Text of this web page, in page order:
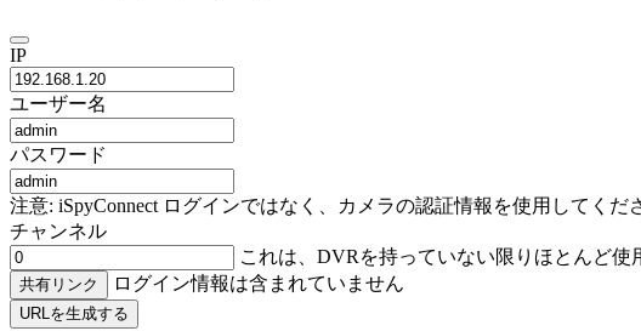
IP
ユーザー名
パスワード
注意: iSpyConnect ログインではなく、カメラの認証情報を使用してく
チャンネル
これは、DVRを持っていない限りほとんど使
共有リンク ログイン情報は含まれていません
URLを生成する